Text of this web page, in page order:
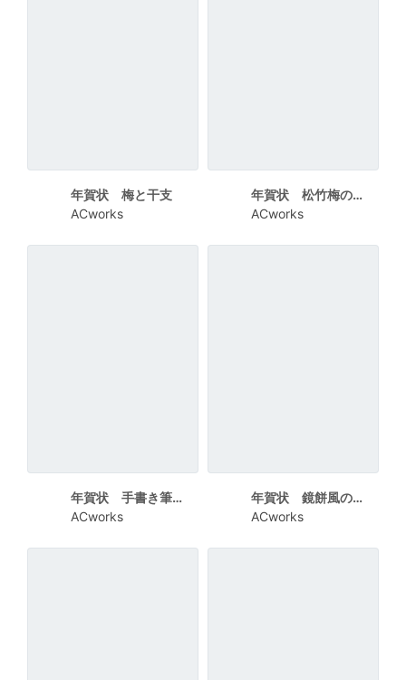
年賀状 梅と干支
ACworks
年賀状 松竹梅のリースと干支
ACworks
年賀状 手書き筆文字の恭賀新年
ACworks
年賀状 鏡餅風の干支
ACworks